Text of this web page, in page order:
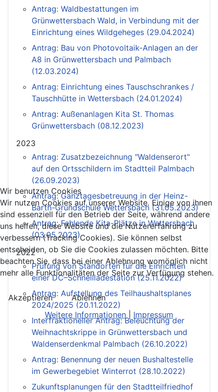
Antrag: Waldbestattungen im
Grünwettersbach Wald, in Verbindung mit der
Einrichtung eines Wildgeheges (29.04.2024)
Antrag: Bau von Photovoltaik-Anlagen an der
A8 in Grünwettersbach und Palmbach
(12.03.2024)
Antrag: Einrichtung eines Tauschschrankes /
Tauschhütte in Wettersbach (24.01.2024)
Antrag: Außenanlagen Kita St. Thomas
Grünwettersbach (08.12.2023)
2023
Antrag: Zusatzbezeichnung "Waldenserort"
auf den Ortsschildern im Stadtteil Palmbach
(26.09.2023)
Antrag: Ganztagesbetreuung in der Heinz-
Barth-Grundschule Wettersbach (31.05.2023)
Antrag: Fehlende Kita-Plätze in Wettersbach
(03.05.2023)
2022
Prüfung von Standorten für die Einrichten
einer DC–Schnellladestation (25.11.2022)
Antrag: Aufstellung des Teilhaushaltsplanes
2024/2025 (20.11.2022)
Interfraktioneller Antrag: Beleuchtung der
Weihnachtskrippe in Grünwettersbach und
Waldenserdenkmal Palmbach (26.10.2022)
Antrag: Benennung der neuen Bushaltestelle
im Gewerbegebiet Winterrot (28.10.2022)
Zukunftsplanungen für den Stadtteilfriedhof
Wir benutzen Cookies
Wir nutzen Cookies auf unserer Website. Einige von ihnen
sind essenziell für den Betrieb der Seite, während andere
uns helfen, diese Website und die Nutzererfahrung zu
verbessern (Tracking Cookies). Sie können selbst
entscheiden, ob Sie die Cookies zulassen möchten. Bitte
beachten Sie, dass bei einer Ablehnung womöglich nicht
mehr alle Funktionalitäten der Seite zur Verfügung stehen.
Akzeptieren
Ablehnen
Weitere Informationen
Impressum